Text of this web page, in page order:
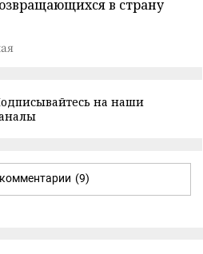
в страну
на наши
(9)